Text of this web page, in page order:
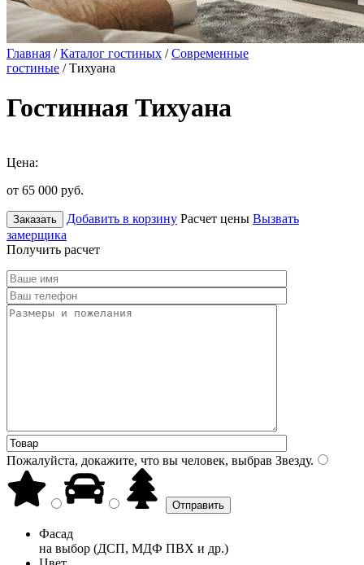
Главная /Каталог гостиных /Современные
гостиные / Тихуана
Гостинная Тихуана
Цена:
от 65 000 руб.
Заказать Добавить в корзину Расчет цены Вызвать
замерщика
Получить расчет
Пожалуйста, докажите, что вы человек, выбрав Звезду.
Фасад
на выбор (ДСП, МДФ ПВХ и др.)